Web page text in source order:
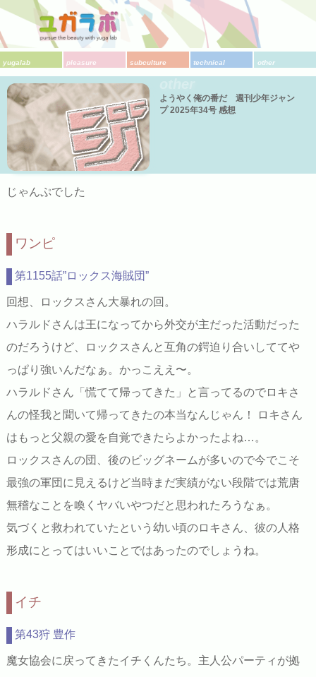
yugalab pleasure subculture technical other
ようやく俺の番だ 週刊少年ジャン
プ 2025年34号 感想
じゃんぷでした
ワンピ
第1155話”ロックス海賊団”
回想、ロックスさん大暴れの回。
ハラルドさんは王になってから外交が主だった活動だった
のだろうけど、ロックスさんと互角の鍔迫り合いしててや
っぱり強いんだなぁ。かっこええ〜。
ハラルドさん「慌てて帰ってきた」と言ってるのでロキさ
んの怪我と聞いて帰ってきたの本当なんじゃん！ ロキさん
はもっと父親の愛を自覚できたらよかったよね…。
ロックスさんの団、後のビッグネームが多いので今でこそ
最強の軍団に見えるけど当時まだ実績がない段階では荒唐
無稽なことを喚くヤバいやつだと思われたろうなぁ。
気づくと救われていたという幼い頃のロキさん、彼の人格
形成にとってはいいことではあったのでしょうね。
イチ
第43狩 豊作
魔女協会に戻ってきたイチくんたち。主人公パーティが拠